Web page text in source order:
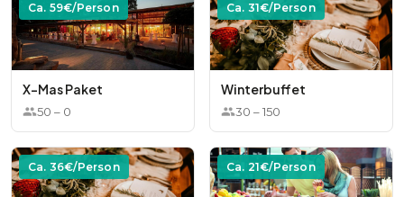
Ca. 59€/Person
X-Mas Paket
50 – 0
Ca. 31€/Person
Winterbuffet
30 –150
Ca. 36€/Person Ca. 21€/Person